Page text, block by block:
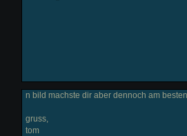
n bild machste dir aber dennoch am
gruss,
tom